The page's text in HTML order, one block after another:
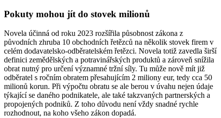
Pokuty mohou jít do stovek milionů
Novela účinná od roku 2023 rozšířila působnost zákona z
původních zhruba 10 obchodních řetězců na několik stovek firem v
celém dodavatelsko-odběratelském řetězci. Novela totiž zavedla širší
definici zemědělských a potravinářských produktů a zároveň snížila
obrat nutný pro určení významné tržní síly. Tu může nově mít již
odběratel s ročním obratem přesahujícím 2 miliony eur, tedy cca 50
milionů korun. Při výpočtu obratu se ale berou v úvahu nejen údaje
týkající se daného podnikatele, ale také takzvaných partnerských a
propojených podniků. Z toho důvodu není vždy snadné rychle
rozhodnout, na koho všeho zákon dopadá.